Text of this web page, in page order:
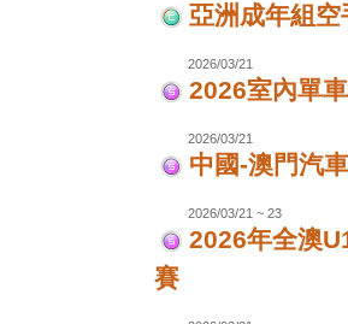
亞洲成年組
2026/03/21
2026室內單
2026/03/21
中國-澳門汽
2026/03/21 ~ 23
2026年全澳
賽